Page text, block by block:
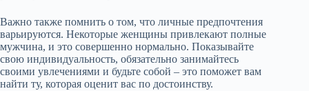
Важно также помнить о том, что личные предпочтения
варьируются. Некоторые женщины привлекают полные
мужчина, и это совершенно нормально. Показывайте
свою индивидуальность, обязательно занимайтесь
своими увлечениями и будьте собой – это поможет вам
найти ту, которая оценит вас по достоинству.